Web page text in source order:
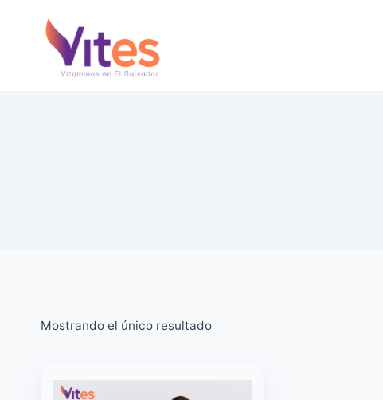
Contenido
Mostrando el único resultado